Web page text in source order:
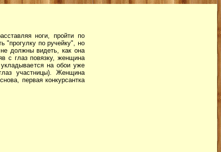
ноги, пройти по
"прогулку по ручейку", но
должны видеть, как она
с глаз повязку, женщина
на обои уже
участницы). Женщина
первая конкурсантка